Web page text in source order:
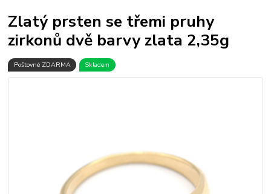
Zlatý prsten se třemi pruhy
zirkonů dvě barvy zlata 2,35g
Poštovné ZDARMA Skladem